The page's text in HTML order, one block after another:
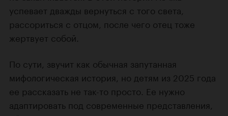
успевает дважды вернуться с того света,
рассориться с отцом, после чего отец тоже
жертвует собой.
По сути, звучит как обычная запутанная
мифологическая история, но детям из 2025 года
ее рассказать не так-то просто. Ее нужно
адаптировать под современные представления,